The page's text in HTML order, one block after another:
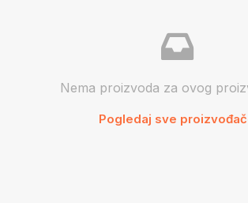
Nema proizvoda za ovog
Pogledaj sve